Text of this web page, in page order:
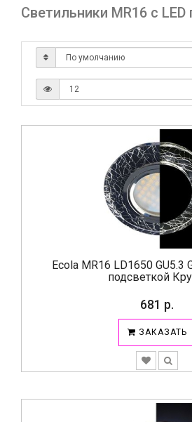
Светильники MR16 с
Ecola MR16 LD1650 GU5.3
подсветкой
681 р.
ЗАКАЗАТЬ